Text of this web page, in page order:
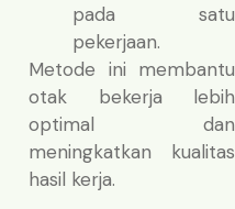
pada satu
pekerjaan.
Metode ini membantu
otak bekerja lebih
optimal dan
meningkatkan kualitas
hasil kerja.